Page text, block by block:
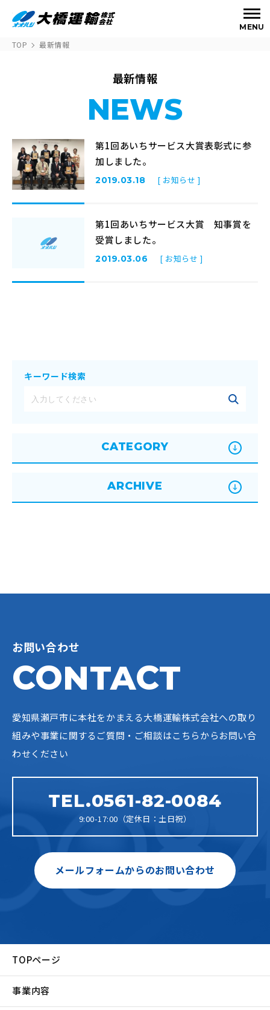
MENU
TOP 最新情報
最新情報
NEWS
第1回あいちサービス大賞表彰式に参
加しました。
2019.03.18 [ お知らせ ]
第1回あいちサービス大賞 知事賞を
受賞しました。
2019.03.06 [ お知らせ ]
キーワード検索
CATEGORY
ARCHIVE
お問い合わせ
CONTACT
愛知県瀬戸市に本社をかまえる大橋運輸株式会社への取り
組みや事業に関するご質問・ご相談はこちらからお問い合
わせください
TEL.0561-82-0084
9:00-17:00（定休日：土日祝）
メールフォームからのお問い合わせ
TOPページ
事業内容